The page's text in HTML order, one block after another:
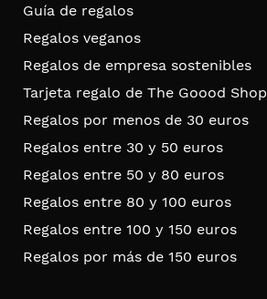
Guía de regalos
Regalos veganos
Regalos de empresa sostenibles
Tarjeta regalo de The Goood Shop
Regalos por menos de 30 euros
Regalos entre 30 y 50 euros
Regalos entre 50 y 80 euros
Regalos entre 80 y 100 euros
Regalos entre 100 y 150 euros
Regalos por más de 150 euros